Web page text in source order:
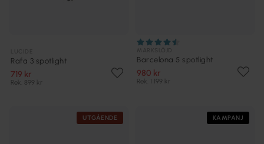
Rafa 3 spotlight
719 kr
Rek. 899 kr
Barcelona 5 spotlight
980 kr
Rek. 1 199 kr
UTGÅENDE KAMPANJ